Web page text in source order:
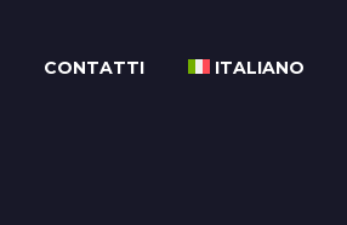
CONTATTI ITALIANO